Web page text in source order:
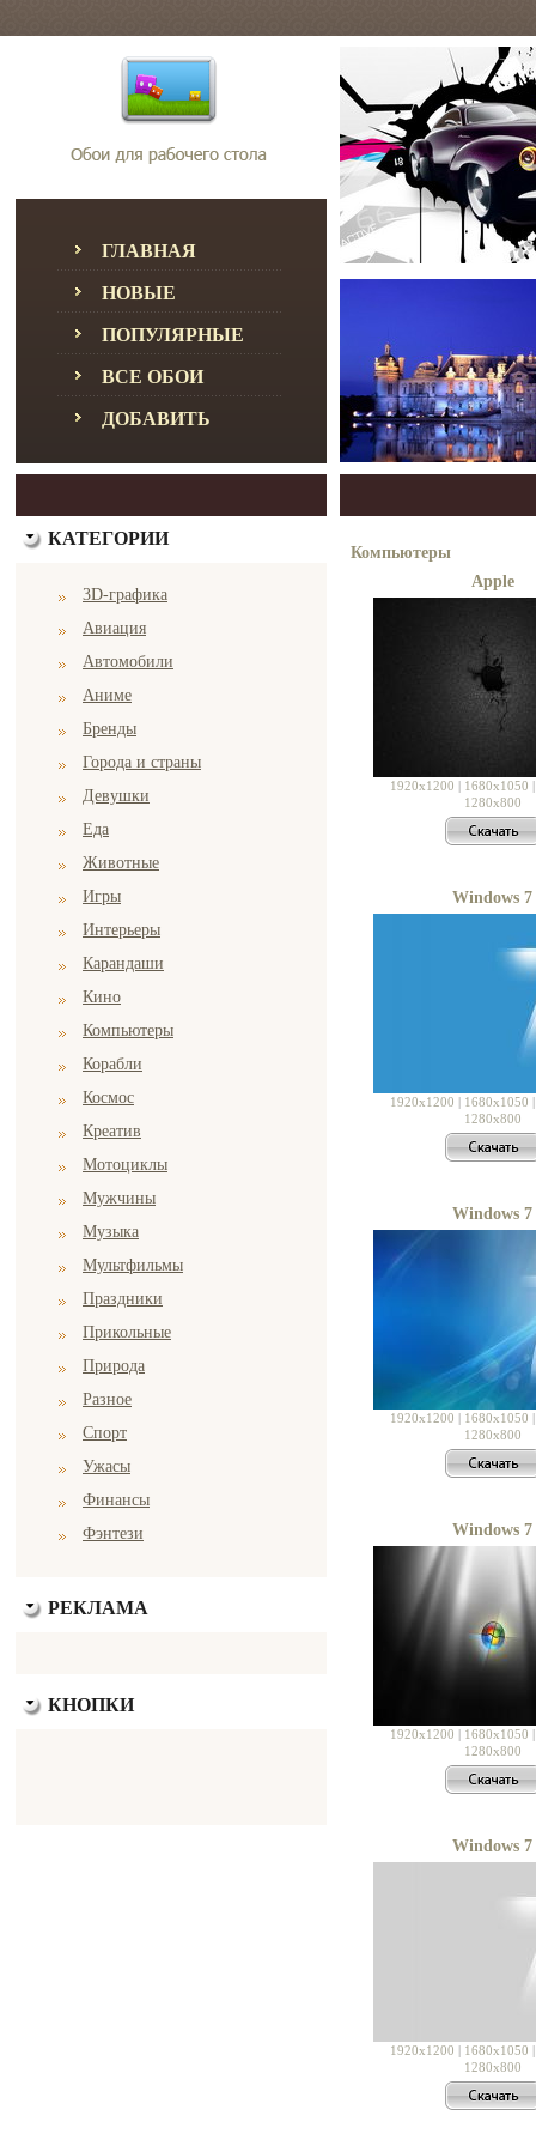
ГЛАВНАЯ
НОВЫЕ
ПОПУЛЯРНЫЕ
ВСЕ ОБОИ
ДОБАВИТЬ
КАТЕГОРИИ
3D-графика
Авиация
Автомобили
Аниме
Бренды
Города и страны
Девушки
Еда
Животные
Игры
Интерьеры
Карандаши
Кино
Компьютеры
Корабли
Космос
Креатив
Мотоциклы
Мужчины
Музыка
Мультфильмы
Праздники
Прикольные
Природа
Разное
Спорт
Ужасы
Финансы
Фэнтези
РЕКЛАМА
КНОПКИ
Компьютеры
Apple
1920x1200 | 1680x1050
1280x800
Windows 7
1920x1200 | 1680x1050
1280x800
Windows 7
1920x1200 | 1680x1050
1280x800
Windows 7
1920x1200 | 1680x1050
1280x800
Windows 7
1920x1200 | 1680x1050
1280x800